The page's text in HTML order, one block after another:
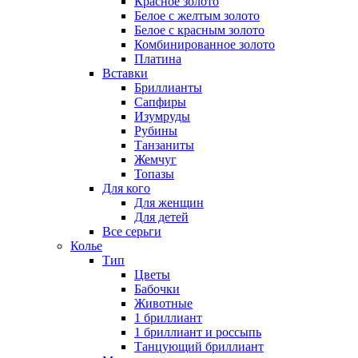
Белое с желтым золото
Белое с красным золото
Комбинированное золото
Платина
Вставки
Бриллианты
Сапфиры
Изумруды
Рубины
Танзаниты
Жемчуг
Топазы
Для кого
Для женщин
Для детей
Все серьги
Колье
Тип
Цветы
Бабочки
Животные
1 бриллиант
1 бриллиант и россыпь
Танцующий бриллиант